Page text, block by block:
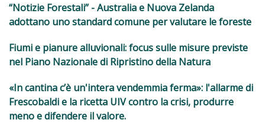
“Notizie Forestali” - Australia e Nuova Zelanda
adottano uno standard comune per valutare le foreste
Fiumi e pianure alluvionali: focus sulle misure previste
nel Piano Nazionale di Ripristino della Natura
«In cantina c’è un'intera vendemmia ferma»: l'allarme di
Frescobaldi e la ricetta UIV contro la crisi, produrre
meno e difendere il valore.